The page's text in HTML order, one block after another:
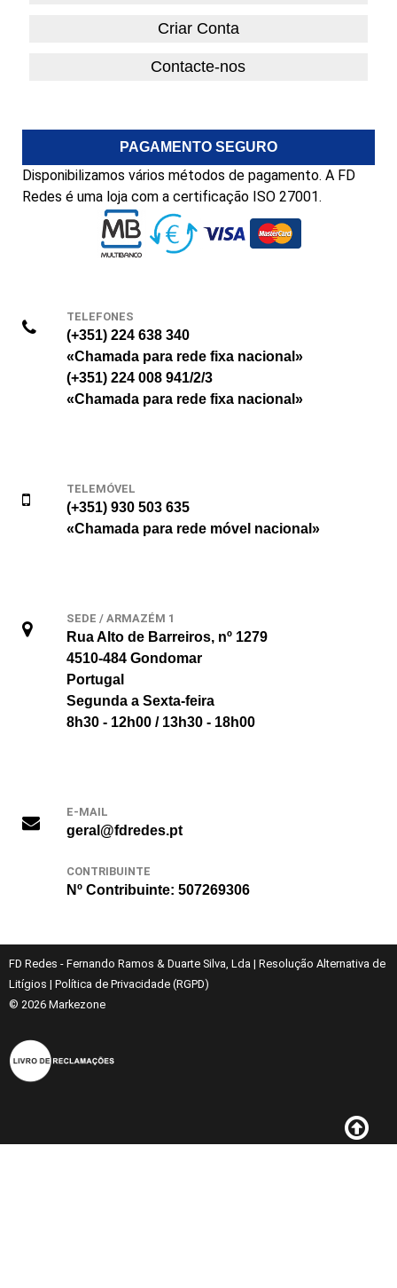
Criar Conta
Contacte-nos
PAGAMENTO SEGURO
Disponibilizamos vários métodos de pagamento. A FD
Redes é uma loja com a certificação ISO 27001.
TELEFONES
(+351) 224 638 340
«Chamada para rede fixa nacional»
(+351) 224 008 941/2/3
«Chamada para rede fixa nacional»
TELEMÓVEL
(+351) 930 503 635
«Chamada para rede móvel nacional»
SEDE / ARMAZÉM 1
Rua Alto de Barreiros, nº 1279
4510-484 Gondomar
Portugal
Segunda a Sexta-feira
8h30 - 12h00 / 13h30 - 18h00
E-MAIL
geral@fdredes.pt
CONTRIBUINTE
Nº Contribuinte: 507269306
FD Redes - Fernando Ramos & Duarte Silva, Lda | Resolução Alternativa de
Litígios | Política de Privacidade (RGPD)
© 2026 Markezone